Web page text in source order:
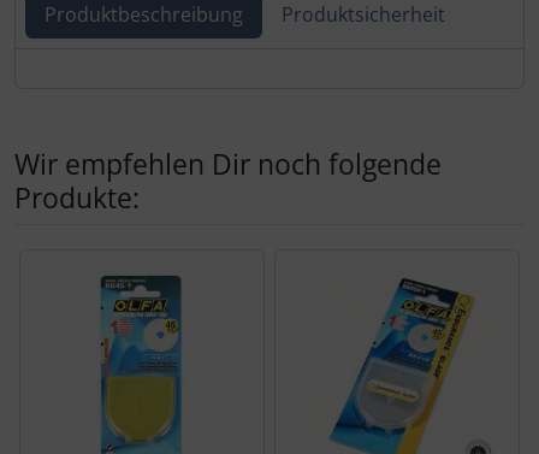
Produktbeschreibung Produktsicherheit
Wir empfehlen Dir noch folgende
Produkte: